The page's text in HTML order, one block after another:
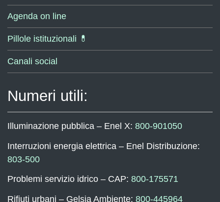
Agenda on line
Pillole istituzionali 💊
Canali social
Numeri utili:
Illuminazione pubblica – Enel X: 800-901050
Interruzioni energia elettrica – Enel Distribuzione:
803-500
Problemi servizio idrico – CAP: 800-175571
Rifiuti urbani – Gelsia Ambiente: 800-445964